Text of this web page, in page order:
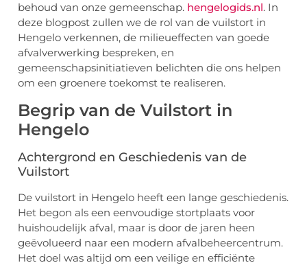
behoud van onze gemeenschap. hengelogids.nl. In
deze blogpost zullen we de rol van de vuilstort in
Hengelo verkennen, de milieueffecten van goede
afvalverwerking bespreken, en
gemeenschapsinitiatieven belichten die ons helpen
om een groenere toekomst te realiseren.
Begrip van de Vuilstort in
Hengelo
Achtergrond en Geschiedenis van de
Vuilstort
De vuilstort in Hengelo heeft een lange geschiedenis.
Het begon als een eenvoudige stortplaats voor
huishoudelijk afval, maar is door de jaren heen
geëvolueerd naar een modern afvalbeheercentrum.
Het doel was altijd om een veilige en efficiënte